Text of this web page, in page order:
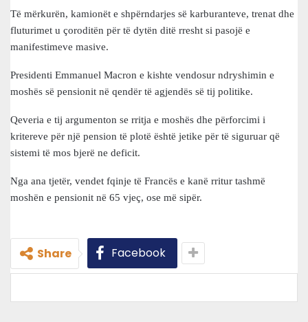
Të mërkurën, kamionët e shpërndarjes së karburanteve, trenat dhe
fluturimet u çoroditën për të dytën ditë rresht si pasojë e
manifestimeve masive.
Presidenti Emmanuel Macron e kishte vendosur ndryshimin e
moshës së pensionit në qendër të agjendës së tij politike.
Qeveria e tij argumenton se rritja e moshës dhe përforcimi i
kritereve për një pension të plotë është jetike për të siguruar që
sistemi të mos bjerë ne deficit.
Nga ana tjetër, vendet fqinje të Francës e kanë rritur tashmë
moshën e pensionit në 65 vjeç, ose më sipër.
Share Facebook